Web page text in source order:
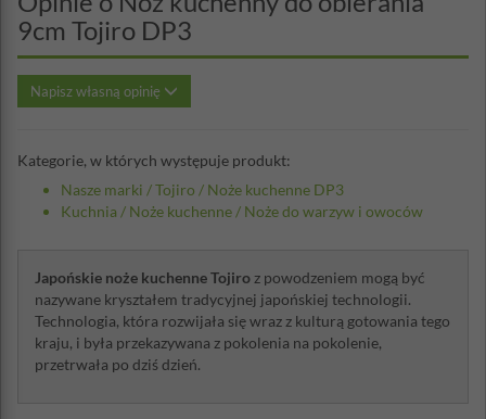
9cm Tojiro DP3
Napisz własną opinię
Kategorie, w których występuje produkt:
Nasze marki /Tojiro / Noże kuchenne DP3
Kuchnia / Noże kuchenne / Noże do warzyw i owoców
Japońskie noże kuchenne Tojiro z powodzeniem mogą być
nazywane kryształem tradycyjnej japońskiej technologii.
Technologia, która rozwijała się wraz z kulturą gotowania tego
kraju, i była przekazywana z pokolenia na pokolenie,
przetrwała po dziś dzień.